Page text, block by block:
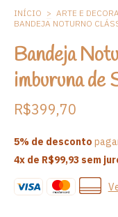
INÍCIO > ARTE E
BANDEJA NOTURNO
Bandeja
imburuna de
R$399,70
5% de desconto
4x de R$99,93 sem